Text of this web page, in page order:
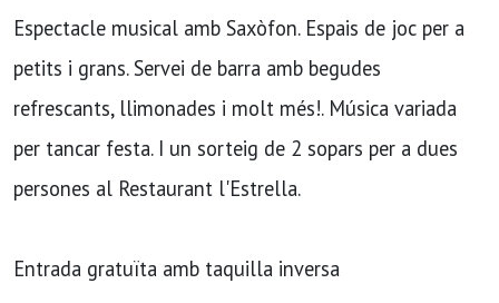
Espectacle musical amb Saxòfon. Espais de joc per a
petits i grans. Servei de barra amb begudes
refrescants, llimonades i molt més!. Música variada
per tancar festa. I un sorteig de 2 sopars per a dues
persones al Restaurant l'Estrella.
Entrada gratuïta amb taquilla inversa